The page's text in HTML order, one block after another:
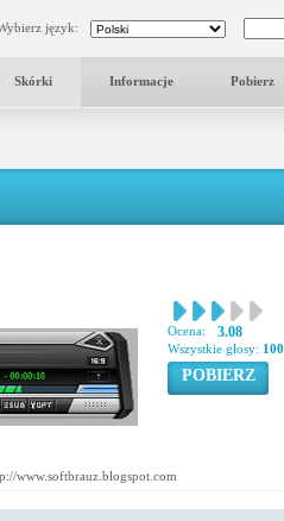
język:
Skórki Informacje Pobierz
Ocena: 3.08
Wszystkie głosy: 100
POBIERZ
www.softbrauz.blogspot.com